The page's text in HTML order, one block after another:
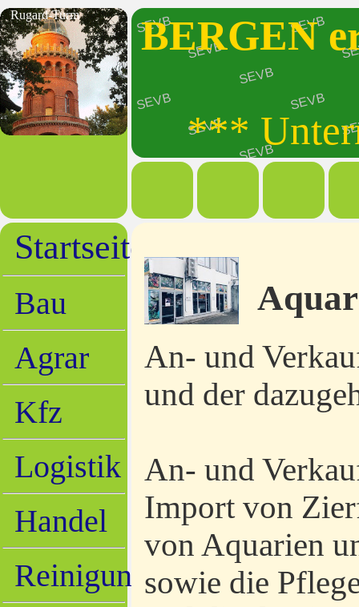
Rugard-Turm BERGEN
***
Startseite
Bau
Agrar
Kfz
Logistik
Handel
Reinigung
An- und
und der
An- und
Import von
von Aquarien
sowie die